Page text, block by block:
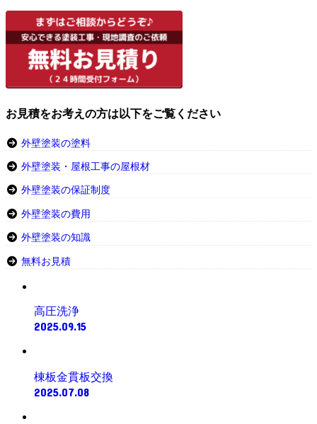
お見積をお考えの方は以下をご覧ください
外壁塗装の塗料
外壁塗装・屋根工事の屋根材
外壁塗装の保証制度
外壁塗装の費用
外壁塗装の知識
無料お見積
高圧洗浄
2025.09.15
棟板金貫板交換
2025.07.08